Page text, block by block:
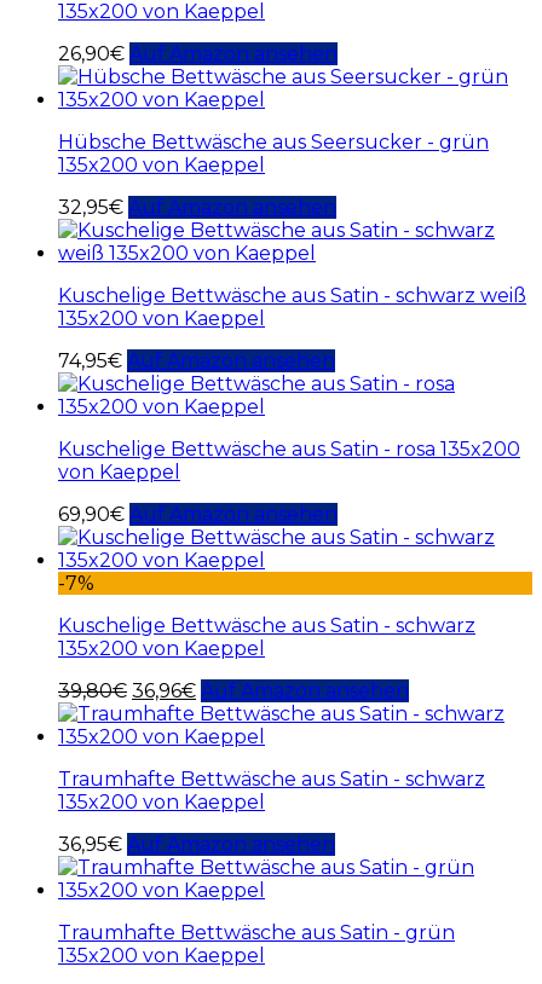
135x200 von Kaeppel
26,90€ Auf Amazon ansehen
Hübsche Bettwäsche aus Seersucker - grün
135x200 von Kaeppel
32,95€ Auf Amazon ansehen
Kuschelige Bettwäsche aus Satin - schwarz weiß
135x200 von Kaeppel
74,95€ Auf Amazon ansehen
Kuschelige Bettwäsche aus Satin - rosa 135x200
von Kaeppel
69,90€ Auf Amazon ansehen
-7%
Kuschelige Bettwäsche aus Satin - schwarz
135x200 von Kaeppel
39,80€ 36,96€ Auf Amazon ansehen
Traumhafte Bettwäsche aus Satin - schwarz
135x200 von Kaeppel
36,95€ Auf Amazon ansehen
Traumhafte Bettwäsche aus Satin - grün
135x200 von Kaeppel